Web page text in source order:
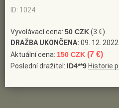
na kolektivních výstavách
výtvarných umělců 1950 -
ID: 1024
Vyvolávací cena: 50 CZK(3 €)
DRAŽBA UKONČENA: 09. 12.
Aktuální cena: 150 CZK (7 €)
Poslední dražitel: ID4**9 Historie